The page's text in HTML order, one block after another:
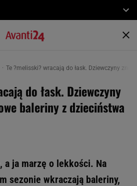
Te ?melisski? wracają do łask. Dziewczyny
do łask. Dziewczyny
baleriny z dzieciństwa
a ja marzę o lekkości. Na
sezonie wkraczają baleriny,